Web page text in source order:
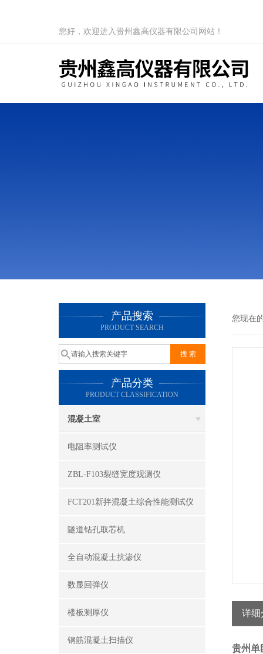
您好，欢迎进入贵州鑫高仪器有限公司网站！
产品搜索
PRODUCT SEARCH
产品分类
PRODUCT CLASSIFICATION
混凝土室
电阻率测试仪
ZBL-F103裂缝宽度观测仪
FCT201新拌混凝土综合性能测试仪
隧道钻孔取芯机
全自动混凝土抗渗仪
数显回弹仪
楼板测厚仪
钢筋混凝土扫描仪
您现在
详细
贵州单